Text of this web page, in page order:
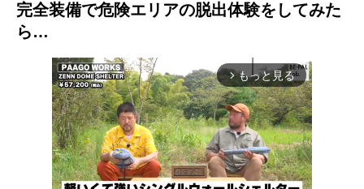
完全装備で危険エリアの脱出体験をしてみた
ら…
arrow_forward_ios もっと見る